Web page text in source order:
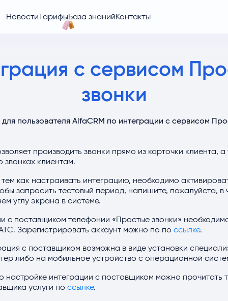
НовостиТарифыБаза знанийКонтакты
с сервисом
звонки
для пользователя AlfaCRM по интеграции с сервисом
производить звонки прямо из карточки клиента,
клиентам.
как настраивать интеграцию, необходимо
запросить тестовый период, напишите, пожалуйста, в
углу экрана в системе.
с поставщиком телефонии «Простые звонки»
Зарегистрировать аккаунт можно по по ссылке.
с поставщиком возможна в виде установки
либо на мобильное устройство с операционной
настройке интеграции с поставщиком можно прочитать
услуги по ссылке.